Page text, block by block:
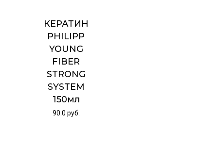
КЕРАТИН
PHILIPP
YOUNG
FIBER
STRONG
SYSTEM
150мл
90.0 руб.